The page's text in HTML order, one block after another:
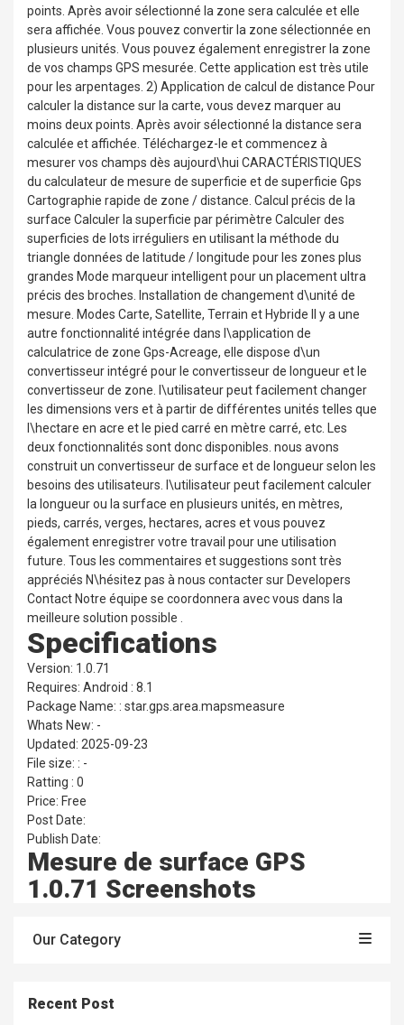
points. Après avoir sélectionné la zone sera calculée et elle
sera affichée. Vous pouvez convertir la zone sélectionnée en
plusieurs unités. Vous pouvez également enregistrer la zone
de vos champs GPS mesurée. Cette application est très utile
pour les arpentages. 2) Application de calcul de distance Pour
calculer la distance sur la carte, vous devez marquer au
moins deux points. Après avoir sélectionné la distance sera
calculée et affichée. Téléchargez-le et commencez à
mesurer vos champs dès aujourd\hui CARACTÉRISTIQUES
du calculateur de mesure de superficie et de superficie Gps
Cartographie rapide de zone / distance. Calcul précis de la
surface Calculer la superficie par périmètre Calculer des
superficies de lots irréguliers en utilisant la méthode du
triangle données de latitude / longitude pour les zones plus
grandes Mode marqueur intelligent pour un placement ultra
précis des broches. Installation de changement d\unité de
mesure. Modes Carte, Satellite, Terrain et Hybride Il y a une
autre fonctionnalité intégrée dans l\application de
calculatrice de zone Gps-Acreage, elle dispose d\un
convertisseur intégré pour le convertisseur de longueur et le
convertisseur de zone. l\utilisateur peut facilement changer
les dimensions vers et à partir de différentes unités telles que
l\hectare en acre et le pied carré en mètre carré, etc. Les
deux fonctionnalités sont donc disponibles. nous avons
construit un convertisseur de surface et de longueur selon les
besoins des utilisateurs. l\utilisateur peut facilement calculer
la longueur ou la surface en plusieurs unités, en mètres,
pieds, carrés, verges, hectares, acres et vous pouvez
également enregistrer votre travail pour une utilisation
future. Tous les commentaires et suggestions sont très
appréciés N\hésitez pas à nous contacter sur Developers
Contact Notre équipe se coordonnera avec vous dans la
meilleure solution possible .
Specifications
Version: 1.0.71
Requires: Android : 8.1
Package Name: : star.gps.area.mapsmeasure
Whats New: -
Updated: 2025-09-23
File size: : -
Ratting : 0
Price: Free
Post Date:
Publish Date:
Mesure de surface GPS
1.0.71 Screenshots
Our Category
Recent Post